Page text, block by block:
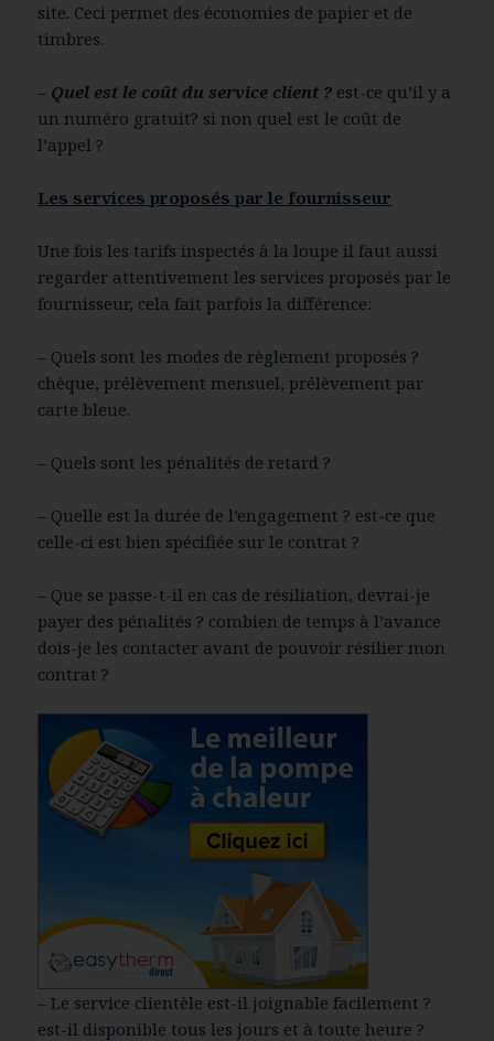
site. Ceci permet des économies de papier et de
timbres.
– Quel est le coût du service client ? est-ce qu’il y a
un numéro gratuit? si non quel est le coût de
l’appel ?
Les services proposés par le fournisseur
Une fois les tarifs inspectés à la loupe il faut aussi
regarder attentivement les services proposés par le
fournisseur, cela fait parfois la différence:
– Quels sont les modes de règlement proposés ?
chèque, prélèvement mensuel, prélèvement par
carte bleue.
– Quels sont les pénalités de retard ?
– Quelle est la durée de l’engagement ? est-ce que
celle-ci est bien spécifiée sur le contrat ?
– Que se passe-t-il en cas de résiliation, devrai-je
payer des pénalités ? combien de temps à l’avance
dois-je les contacter avant de pouvoir résilier mon
contrat ?
– Le service clientèle est-il joignable facilement ?
est-il disponible tous les jours et à toute heure ?